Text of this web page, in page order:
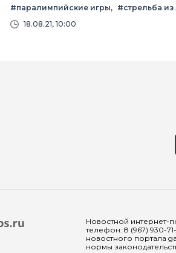
#паралимпийские игры
#стрельба из
18.08.21, 10:00
Новостной интернет-
телефон: 8 (967) 930-
новостного портала
нормы